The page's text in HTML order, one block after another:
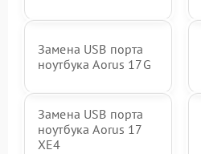
Замена USB порта
ноутбука Aorus 17G
Замена USB порта
ноутбука Aorus 17
XE4